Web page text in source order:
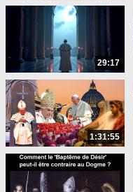
29:17
1:31:55